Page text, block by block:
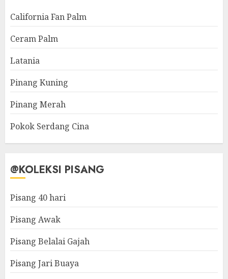
California Fan Palm
Ceram Palm
Latania
Pinang Kuning
Pinang Merah
Pokok Serdang Cina
@KOLEKSI PISANG
Pisang 40 hari
Pisang Awak
Pisang Belalai Gajah
Pisang Jari Buaya